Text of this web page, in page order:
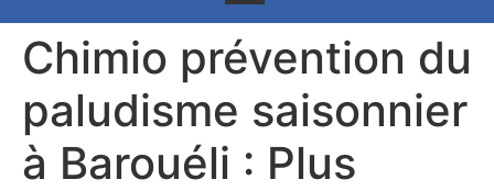
Chimio prévention du
paludisme saisonnier
à Barouéli : Plus